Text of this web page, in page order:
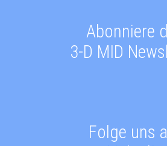
Abonniere
3-D MID
Folge uns